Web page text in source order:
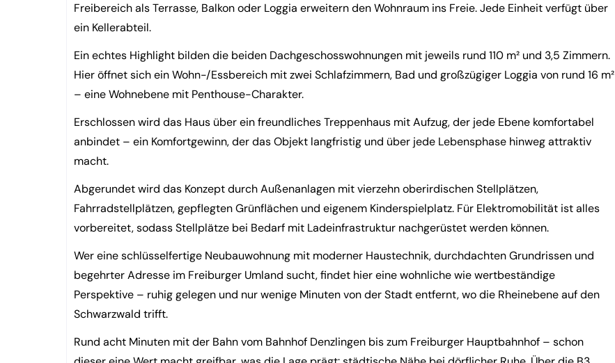
Freibereich als Terrasse, Balkon oder Loggia erweitern den Wohnraum ins Freie. Jede Einheit verfügt über
ein Kellerabteil.
Ein echtes Highlight bilden die beiden Dachgeschosswohnungen mit jeweils rund 110 m² und 3,5 Zimmern.
Hier öffnet sich ein Wohn-/Essbereich mit zwei Schlafzimmern, Bad und großzügiger Loggia von rund 16 m²
– eine Wohnebene mit Penthouse-Charakter.
Erschlossen wird das Haus über ein freundliches Treppenhaus mit Aufzug, der jede Ebene komfortabel
anbindet – ein Komfortgewinn, der das Objekt langfristig und über jede Lebensphase hinweg attraktiv
macht.
Abgerundet wird das Konzept durch Außenanlagen mit vierzehn oberirdischen Stellplätzen,
Fahrradstellplätzen, gepflegten Grünflächen und eigenem Kinderspielplatz. Für Elektromobilität ist alles
vorbereitet, sodass Stellplätze bei Bedarf mit Ladeinfrastruktur nachgerüstet werden können.
Wer eine schlüsselfertige Neubauwohnung mit moderner Haustechnik, durchdachten Grundrissen und
begehrter Adresse im Freiburger Umland sucht, findet hier eine wohnliche wie wertbeständige
Perspektive – ruhig gelegen und nur wenige Minuten von der Stadt entfernt, wo die Rheinebene auf den
Schwarzwald trifft.
Rund acht Minuten mit der Bahn vom Bahnhof Denzlingen bis zum Freiburger Hauptbahnhof – schon